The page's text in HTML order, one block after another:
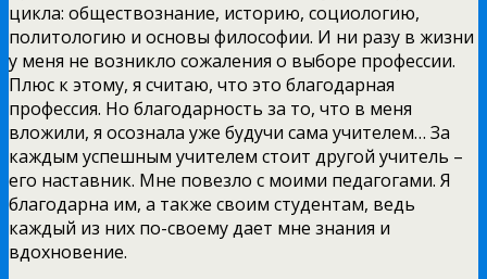
цикла: обществознание, историю, социологию,
политологию и основы философии. И ни разу в жизни
у меня не возникло сожаления о выборе профессии.
Плюс к этому, я считаю, что это благодарная
профессия. Но благодарность за то, что в меня
вложили, я осознала уже будучи сама учителем… За
каждым успешным учителем стоит другой учитель –
его наставник. Мне повезло с моими педагогами. Я
благодарна им, а также своим студентам, ведь
каждый из них по-своему дает мне знания и
вдохновение.